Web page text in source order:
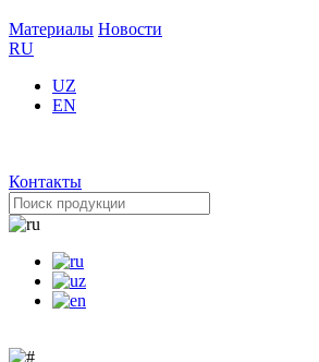
Материалы Новости
RU
UZ
EN
Контакты